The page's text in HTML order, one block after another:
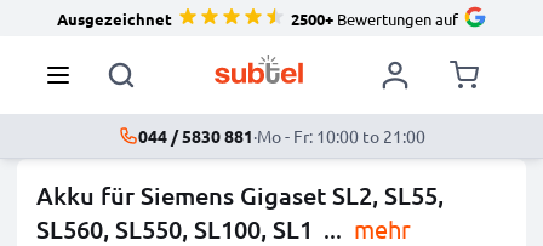
Ausgezeichnet 2500+Bewertungen auf
044 / 5830 881·Mo - Fr: 10:00 to 21:00
Akku für Siemens Gigaset SL2, SL55,
SL560, SL550, SL100, SL1 ... mehr